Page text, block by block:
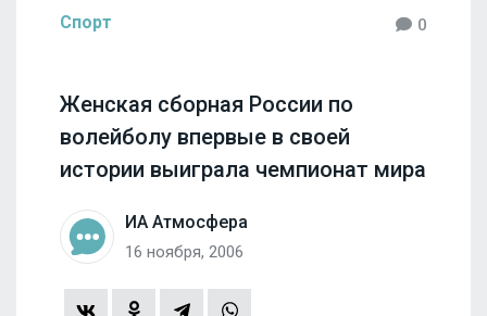
Спорт 0
Женская сборная России по
волейболу впервые в своей
истории выиграла чемпионат мира
ИА Атмосфера
16 ноября, 2006